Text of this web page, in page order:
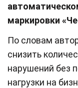
маркировки
По словам
снизить
нарушений без
нагрузки на